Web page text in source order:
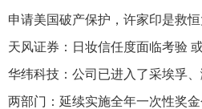
申请美国破产保护，许家印是救
天风证券：日妆信任度面临考验
两部门：延续实施全年一次性奖